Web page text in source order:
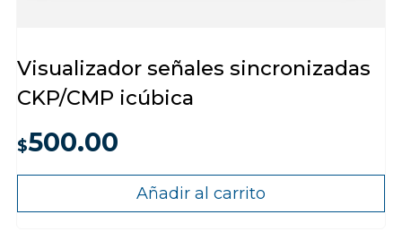
Visualizador señales sincronizadas
CKP/CMP icúbica
$500.00
Añadir al carrito